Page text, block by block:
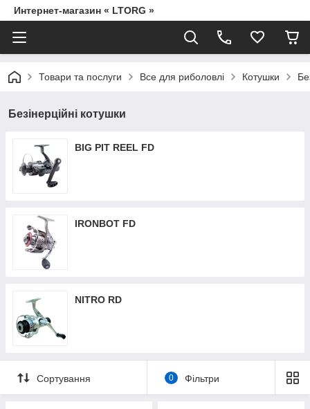
Интернет-магазин « LTORG »
Товари та послуги Все для риболовлі Котушки
Безінерційні котушки
BIG PIT REEL FD
IRONBOT FD
NITRO RD
Сортування 0 Фільтри